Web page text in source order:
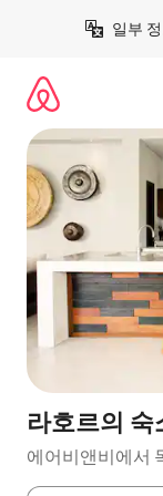
일부
라호르의 숙
에어비앤비에서